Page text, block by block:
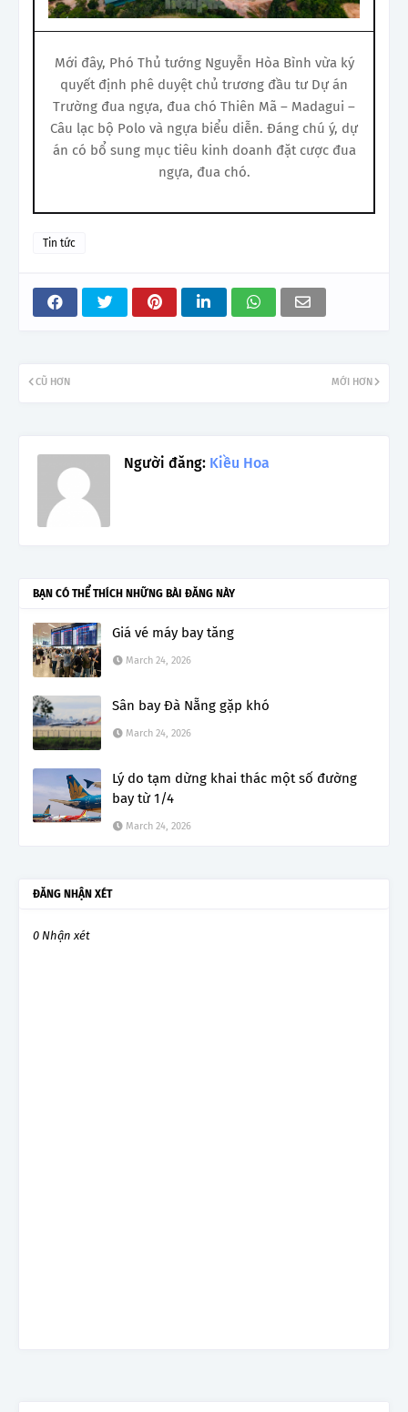
Mới đây, Phó Thủ tướng Nguyễn Hòa Bình vừa ký
quyết định phê duyệt chủ trương đầu tư Dự án
Trường đua ngựa, đua chó Thiên Mã – Madagui –
Câu lạc bộ Polo và ngựa biểu diễn. Đáng chú ý, dự
án có bổ sung mục tiêu kinh doanh đặt cược đua
ngựa, đua chó.
Tin tức
MỚI HƠN
CŨ HƠN
Người đăng: Kiều Hoa
BẠN CÓ THỂ THÍCH NHỮNG BÀI ĐĂNG NÀY
Giá vé máy bay tăng
March 24, 2026
Sân bay Đà Nẵng gặp khó
March 24, 2026
Lý do tạm dừng khai thác một số đường
bay từ 1/4
March 24, 2026
ĐĂNG NHẬN XÉT
0 Nhận xét